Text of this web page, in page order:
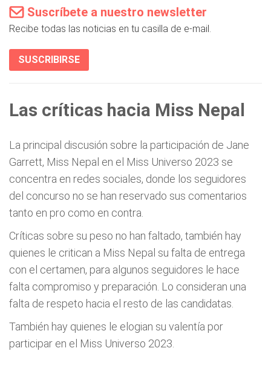
Suscríbete a nuestro newsletter
Recibe todas las noticias en tu casilla de e-mail.
SUSCRIBIRSE
Las críticas hacia Miss Nepal
La principal discusión sobre la participación de Jane
Garrett, Miss Nepal en el Miss Universo 2023 se
concentra en redes sociales, donde los seguidores
del concurso no se han reservado sus comentarios
tanto en pro como en contra.
Críticas sobre su peso no han faltado, también hay
quienes le critican a Miss Nepal su falta de entrega
con el certamen, para algunos seguidores le hace
falta compromiso y preparación. Lo consideran una
falta de respeto hacia el resto de las candidatas.
También hay quienes le elogian su valentía por
participar en el Miss Universo 2023.